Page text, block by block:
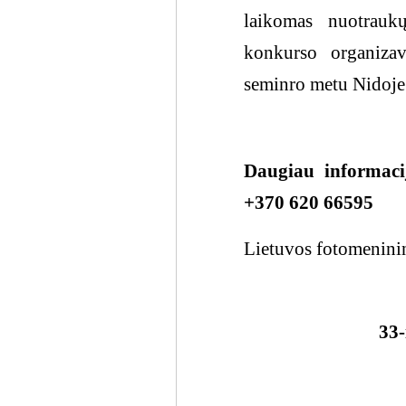
laikomas
konkurso
seminro metu
Daugiau
+370 620 66595
Lietuvos